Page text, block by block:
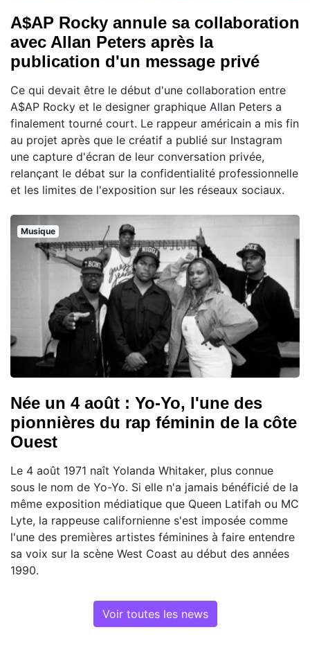
A$AP Rocky annule sa collaboration
avec Allan Peters après la
publication d'un message privé
Ce qui devait être le début d'une collaboration entre
A$AP Rocky et le designer graphique Allan Peters a
finalement tourné court. Le rappeur américain a mis fin
au projet après que le créatif a publié sur Instagram
une capture d'écran de leur conversation privée,
relançant le débat sur la confidentialité professionnelle
et les limites de l'exposition sur les réseaux sociaux.
Musique
Née un 4 août : Yo-Yo, l'une des
pionnières du rap féminin de la côte
Ouest
Le 4 août 1971 naît Yolanda Whitaker, plus connue
sous le nom de Yo-Yo. Si elle n'a jamais bénéficié de la
même exposition médiatique que Queen Latifah ou MC
Lyte, la rappeuse californienne s'est imposée comme
l'une des premières artistes féminines à faire entendre
sa voix sur la scène West Coast au début des années
1990.
Voir toutes les news